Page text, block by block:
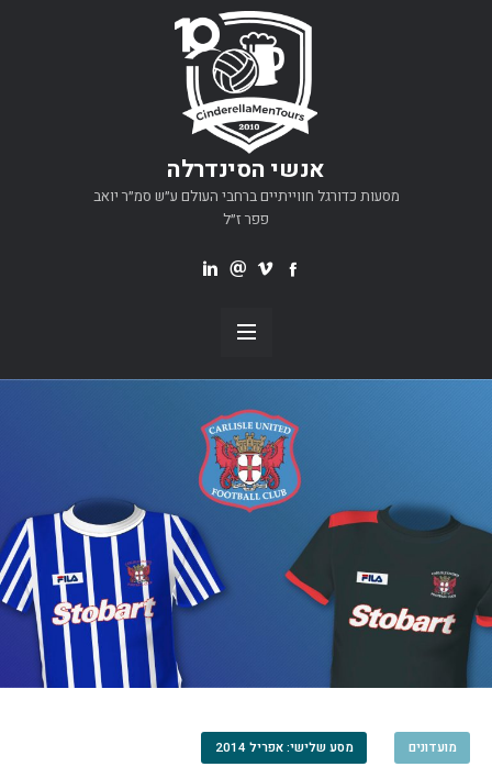
אנשי הסינדרלה
מסעות כדורגל חווייתיים ברחבי העולם ע״ש סמ״ר יואב
פפר ז״ל
מועדונים מסע שלישי: אפריל 2014